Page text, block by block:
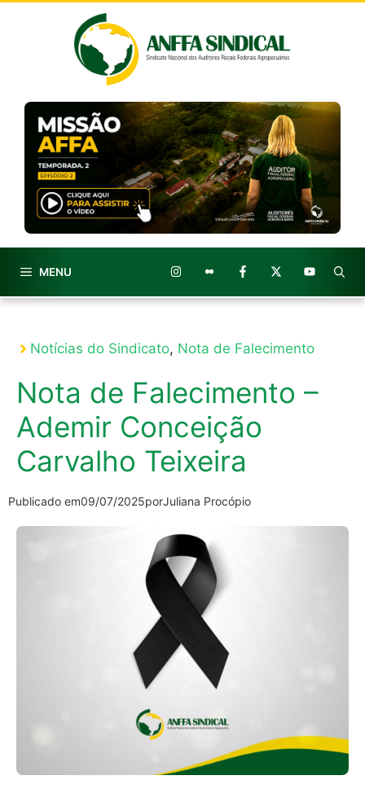
MENU
Notícias do Sindicato, Nota de Falecimento
Nota de Falecimento –
Ademir Conceição
Carvalho Teixeira
Publicado em09/07/2025porJuliana Procópio